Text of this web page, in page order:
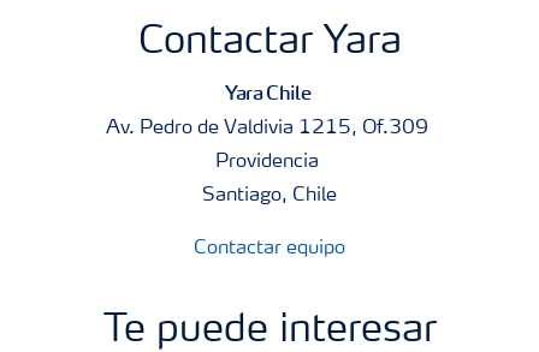
Contactar Yara
Yara Chile
Av. Pedro de Valdivia 1215, Of.309
Providencia
Santiago, Chile
Contactar equipo
Te puede interesar